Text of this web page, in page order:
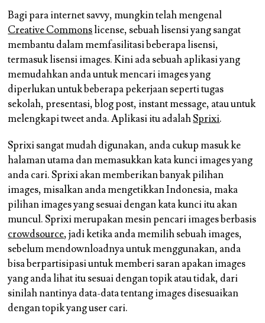
Bagi para internet savvy, mungkin telah mengenal
Creative Commonslicense, sebuah lisensi yang sangat
membantu dalam memfasilitasi beberapa lisensi,
termasuk lisensi images. Kini ada sebuah aplikasi yang
memudahkan anda untuk mencari images yang
diperlukan untuk beberapa pekerjaan seperti tugas
sekolah, presentasi, blog post, instant message, atau untuk
melengkapi tweet anda. Aplikasi itu adalahSprixi.
Sprixi sangat mudah digunakan, anda cukup masuk ke
halaman utama dan memasukkan kata kunci images yang
anda cari. Sprixi akan memberikan banyak pilihan
images, misalkan anda mengetikkan Indonesia, maka
pilihan images yang sesuai dengan kata kunci itu akan
muncul. Sprixi merupakan mesin pencari images berbasis
crowdsource, jadi ketika anda memilih sebuah images,
sebelum mendownloadnya untuk menggunakan, anda
bisa berpartisipasi untuk memberi saran apakan images
yang anda lihat itu sesuai dengan topik atau tidak, dari
sinilah nantinya data-data tentang images disesuaikan
dengan topik yang user cari.